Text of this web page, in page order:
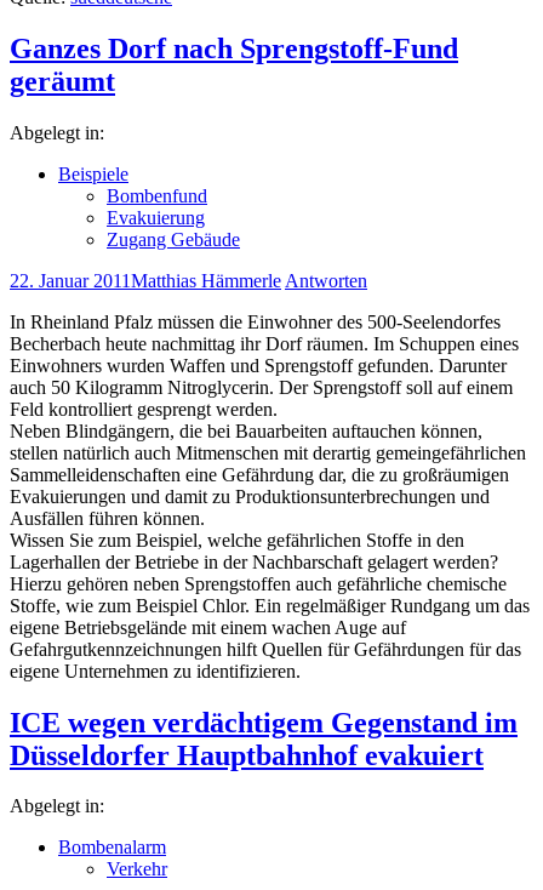
Ganzes Dorf nach Sprengstoff-Fund
geräumt
Abgelegt in:
Beispiele
Bombenfund
Evakuierung
Zugang Gebäude
22. Januar 2011Matthias Hämmerle Antworten
In Rheinland Pfalz müssen die Einwohner des 500-Seelendorfes
Becherbach heute nachmittag ihr Dorf räumen. Im Schuppen eines
Einwohners wurden Waffen und Sprengstoff gefunden. Darunter
auch 50 Kilogramm Nitroglycerin. Der Sprengstoff soll auf einem
Feld kontrolliert gesprengt werden.
Neben Blindgängern, die bei Bauarbeiten auftauchen können,
stellen natürlich auch Mitmenschen mit derartig gemeingefährlichen
Sammelleidenschaften eine Gefährdung dar, die zu großräumigen
Evakuierungen und damit zu Produktionsunterbrechungen und
Ausfällen führen können.
Wissen Sie zum Beispiel, welche gefährlichen Stoffe in den
Lagerhallen der Betriebe in der Nachbarschaft gelagert werden?
Hierzu gehören neben Sprengstoffen auch gefährliche chemische
Stoffe, wie zum Beispiel Chlor. Ein regelmäßiger Rundgang um das
eigene Betriebsgelände mit einem wachen Auge auf
Gefahrgutkennzeichnungen hilft Quellen für Gefährdungen für das
eigene Unternehmen zu identifizieren.
ICE wegen verdächtigem Gegenstand im
Düsseldorfer Hauptbahnhof evakuiert
Abgelegt in:
Bombenalarm
Verkehr